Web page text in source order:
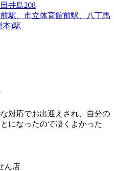
井島208
駅、市立体育館前駅、八丁馬
本)駅
対応でお出迎えされ、自分の
になったので凄くよかった
ん店